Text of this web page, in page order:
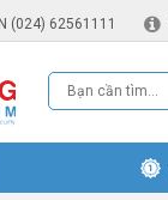
(024) 62561111